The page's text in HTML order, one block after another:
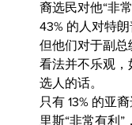
裔选民对他“非
43% 的人对特朗
但他们对于副总
看法并不乐观
选人的话。
只有 13% 的亚
里斯“非常有利”